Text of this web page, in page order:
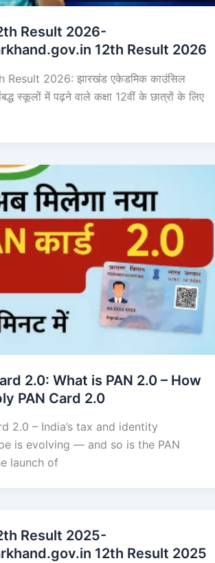
Result 2026-
12th Result 2026
Result 2026: झारखंड एकेडमिक काउंसिल
स्कूलों में पढ़ने वाले कक्षा 12वीं के छात्रों के लिए
2.0: What is PAN 2.0 – How
PAN Card 2.0
2.0 – India’s tax and identity
is evolving — and so is the PAN
launch of
Result 2025-
12th Result 2025